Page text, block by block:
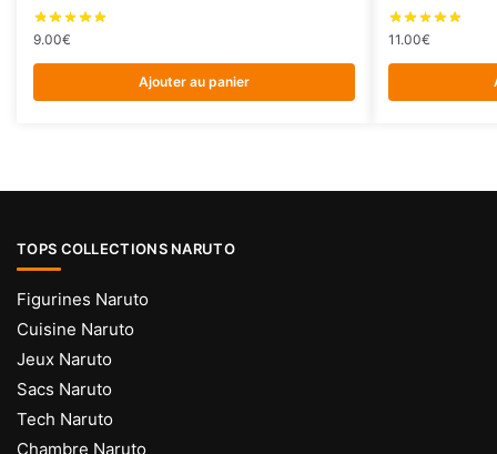
9.00€
Ajouter au panier
11.00€
TOPS COLLECTIONS NARUTO
Figurines Naruto
Cuisine Naruto
Jeux Naruto
Sacs Naruto
Tech Naruto
Chambre Naruto